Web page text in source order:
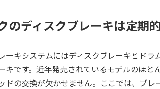
のディスクブレーキは定期
ーキシステムにはディスクブレーキとド
キです。近年発売されているモデルのほ
ドの交換が欠かせません。ここでは、ブ